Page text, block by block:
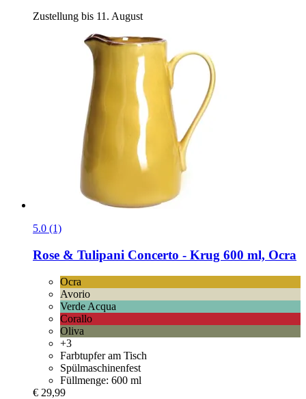
Zustellung bis 11. August
5.0 (1)
Rose & Tulipani Concerto -​ Krug 600 ml, Ocra
Ocra
Avorio
Verde Acqua
Corallo
Oliva
+3
Farbtupfer am Tisch
Spülmaschinenfest
Füllmenge: 600 ml
€ 29,99